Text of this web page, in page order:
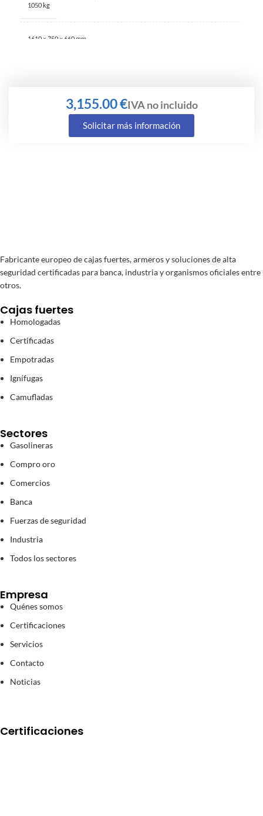
1050 kg
1610 × 750 × 660 mm
€
Solicitar más información
Fabricante europeo de cajas fuertes, armeros y soluciones de alta
seguridad certificadas para banca, industria y organismos oficiales entre
otros.
Cajas fuertes
Homologadas
Certificadas
Empotradas
Ignífugas
Camufladas
Sectores
Gasolineras
Compro oro
Comercios
Banca
Fuerzas de seguridad
Industria
Todos los sectores
Empresa
Quénes somos
Certificaciones
Servicios
Contacto
Noticias
Certificaciones